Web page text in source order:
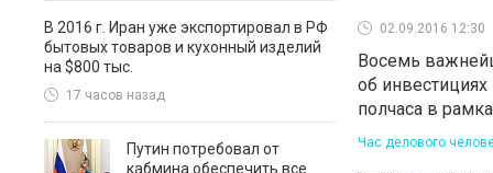
В 2016 г. Иран уже экспортировал в РФ
бытовых товаров и кухонный изделий
на $800 тыс.
17 часов назад
Путин потребовал от
кабмина обеспечить все
02.09.2016 12:30
Восемь
об инвестициях
полчаса в
Час делового